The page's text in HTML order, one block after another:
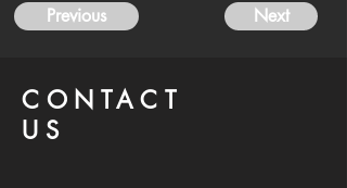
Previous Next
CONTACT
US